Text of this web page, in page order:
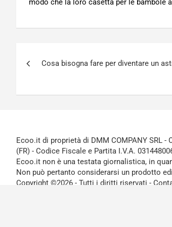
modo che la loro casetta per le bambole
Cosa bisogna fare per diventare un
Ecoo.it di proprietà di DMM COMPANY SRL
(FR) - Codice Fiscale e Partita I.V.A.
Ecoo.it non è una testata giornalistica, in
Non può pertanto considerarsi un prodotto
Copyright ©2026 - Tutti i diritti riservati -